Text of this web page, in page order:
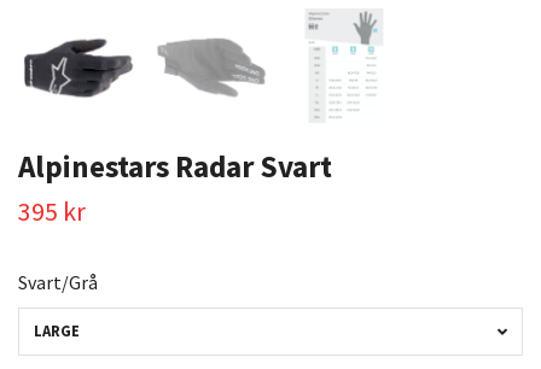
Alpinestars Radar Svart
395 kr
Svart/Grå
LARGE